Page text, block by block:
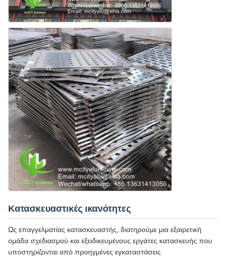
Κατασκευαστικές ικανότητες
Ως επαγγελματίας κατασκευαστής, διατηρούμε μια εξαιρετική
ομάδα σχεδιασμού και εξειδικευμένους εργάτες κατασκευής που
υποστηρίζονται από προηγμένες εγκαταστάσεις